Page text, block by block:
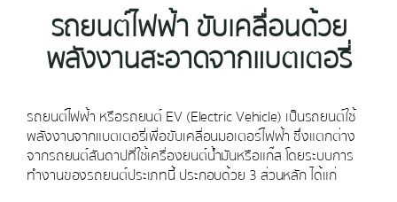
รถยนต์ไฟฟ้า ขับเคลื่อนด้วย
พลังงานสะอาดจากแบตเตอรี่
รถยนต์ไฟฟ้า หรือรถยนต์ EV (Electric Vehicle) เป็นรถยนต์ใช้
พลังงานจากแบตเตอรี่เพื่อขับเคลื่อนมอเตอร์ไฟฟ้า ซึ่งแตกต่าง
จากรถยนต์สันดาปที่ใช้เครื่องยนต์น้ำมันหรือแก๊ส โดยระบบการ
ทำงานของรถยนต์ประเภทนี้ ประกอบด้วย 3 ส่วนหลัก ได้แก่